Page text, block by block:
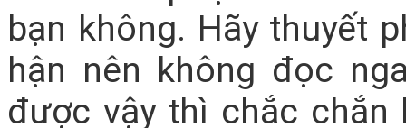
bạn không. Hãy thuyết
hận nên không đọc
được vậy thì chắc chắn